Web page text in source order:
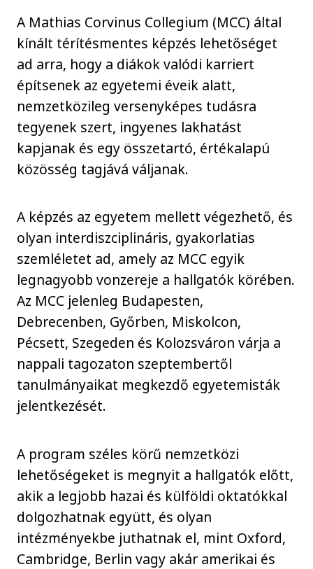
A Mathias Corvinus Collegium (MCC) által
kínált térítésmentes képzés lehetőséget
ad arra, hogy a diákok valódi karriert
építsenek az egyetemi éveik alatt,
nemzetközileg versenyképes tudásra
tegyenek szert, ingyenes lakhatást
kapjanak és egy összetartó, értékalapú
közösség tagjává váljanak.
A képzés az egyetem mellett végezhető, és
olyan interdiszciplináris, gyakorlatias
szemléletet ad, amely az MCC egyik
legnagyobb vonzereje a hallgatók körében.
Az MCC jelenleg Budapesten,
Debrecenben, Győrben, Miskolcon,
Pécsett, Szegeden és Kolozsváron várja a
nappali tagozaton szeptembertől
tanulmányaikat megkezdő egyetemisták
jelentkezését.
A program széles körű nemzetközi
lehetőségeket is megnyit a hallgatók előtt,
akik a legjobb hazai és külföldi oktatókkal
dolgozhatnak együtt, és olyan
intézményekbe juthatnak el, mint Oxford,
Cambridge, Berlin vagy akár amerikai és